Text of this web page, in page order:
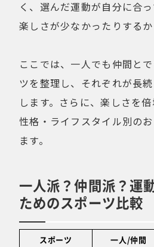
く、選んだ運動が自分に合っ
楽しさが少なかったりするか
ここでは、一人でも仲間と
ツを整理し、それぞれが長
します。さらに、楽しさを倍
性格・ライフスタイル別の
ます。
一人派？仲間派？運
ためのスポーツ比較
スポーツ 一人/仲間